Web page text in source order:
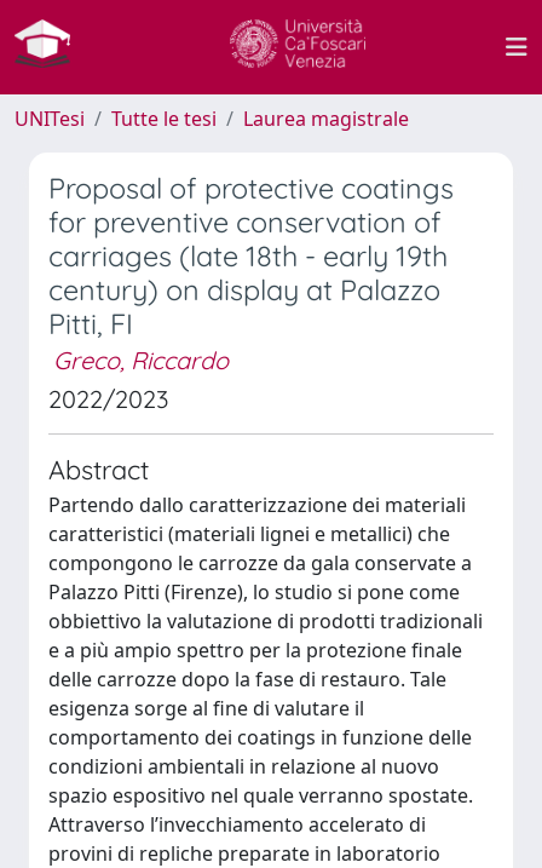
UNITesi Tutte le tesi Laurea magistrale
Proposal of protective coatings
for preventive conservation of
carriages (late 18th - early 19th
century) on display at Palazzo
Pitti, FI
Greco, Riccardo
2022/2023
Abstract
Partendo dallo caratterizzazione dei materiali
caratteristici (materiali lignei e metallici) che
compongono le carrozze da gala conservate a
Palazzo Pitti (Firenze), lo studio si pone come
obbiettivo la valutazione di prodotti tradizionali
e a più ampio spettro per la protezione finale
delle carrozze dopo la fase di restauro. Tale
esigenza sorge al fine di valutare il
comportamento dei coatings in funzione delle
condizioni ambientali in relazione al nuovo
spazio espositivo nel quale verranno spostate.
Attraverso l’invecchiamento accelerato di
provini di repliche preparate in laboratorio